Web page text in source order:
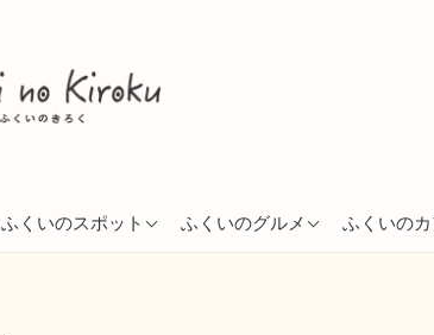
ふくいのスポット
越前市
ふくいのグルメ
ランチ
ふくいの
あわら市